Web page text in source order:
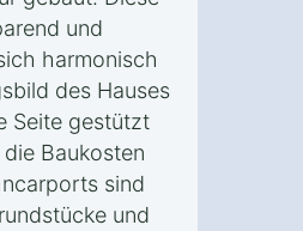
und
harmonisch
des Hauses
Seite gestützt
Baukosten
sind
und